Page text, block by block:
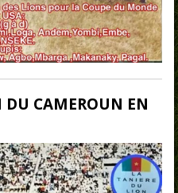
CAMEROUN EN